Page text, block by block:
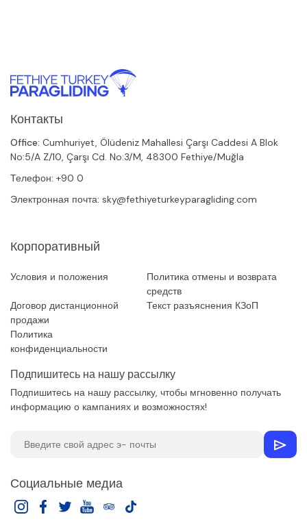
Контакты
Office: Cumhuriyet, Ölüdeniz Mahallesi Çarşı Caddesi A Blok
No:5/A Z/10, Çarşı Cd. No:3/M, 48300 Fethiye/Muğla
Телефон: +90 0
Электронная почта: sky@fethiyeturkeyparagliding.com
Корпоративный
Условия и положения
Политика отмены и возврата
средств
Договор дистанционной
продажи
Текст разъяснения КЗоП
Политика
конфиденциальности
Подпишитесь на нашу рассылку
Подпишитесь на нашу рассылку, чтобы мгновенно получать
информацию о кампаниях и возможностях!
Социальные медиа